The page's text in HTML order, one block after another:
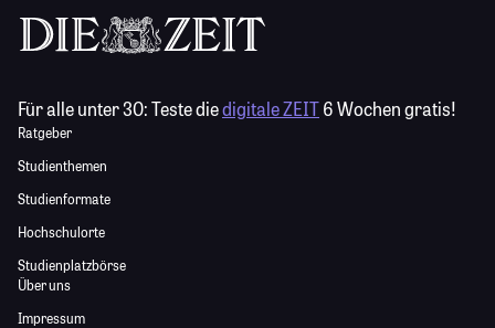
Für alle unter 30:Teste diedigitale ZEIT6 Wochen gratis!
Ratgeber
Studienthemen
Studienformate
Hochschulorte
Studienplatzbörse
Über uns
Impressum